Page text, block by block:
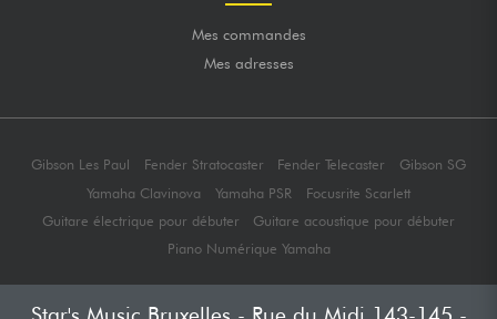
Mes commandes
Mes adresses
Gibson Les Paul Fender Stratocaster Fender Telecaster
Gibson SG
Yamaha Clavinova
Yamaha PSR
Focusrite Scarlett
Guitare électrique pour débuter
Guitare acoustique pour débuter
Piano Numérique Yamaha